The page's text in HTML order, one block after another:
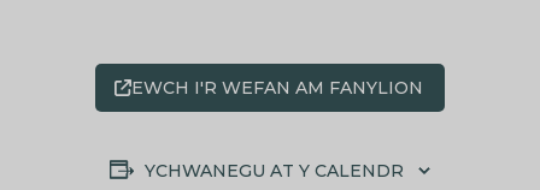
EWCH I'R WEFAN AM FANYLION
YCHWANEGU AT Y CALENDR